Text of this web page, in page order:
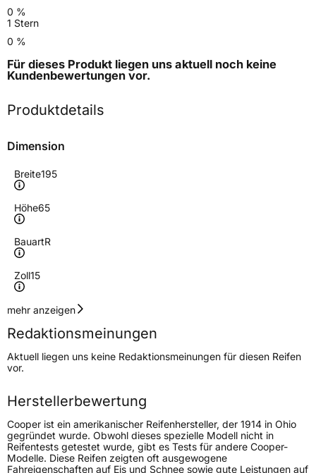
0 %
1 Stern
0 %
Für dieses Produkt liegen uns aktuell noch keine
Kundenbewertungen vor.
Produktdetails
Dimension
Breite195
Höhe65
BauartR
Zoll15
Geschwindigkeitsindex
Höchstgeschwindigkeit
240 km/h
Lastindex95
Höchstlast690 kg
Generelle Merkmale
FahrzeugtypPKW
mehr anzeigen
Redaktionsmeinungen
Aktuell liegen uns keine Redaktionsmeinungen für diesen Reifen
vor.
Herstellerbewertung
Cooper ist ein amerikanischer Reifenhersteller, der 1914 in Ohio
gegründet wurde. Obwohl dieses spezielle Modell nicht in
Reifentests getestet wurde, gibt es Tests für andere Cooper-
Modelle. Diese Reifen zeigten oft ausgewogene
Fahreigenschaften auf Eis und Schnee sowie gute Leistungen auf